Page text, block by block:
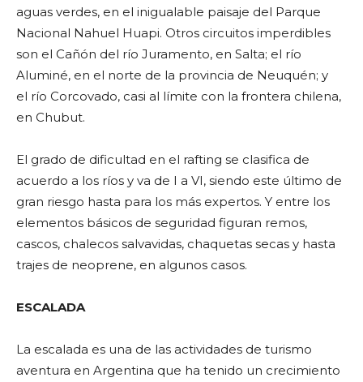
aguas verdes, en el inigualable paisaje del Parque
Nacional Nahuel Huapi. Otros circuitos imperdibles
son el Cañón del río Juramento, en Salta; el río
Aluminé, en el norte de la provincia de Neuquén; y
el río Corcovado, casi al límite con la frontera chilena,
en Chubut.
El grado de dificultad en el rafting se clasifica de
acuerdo a los ríos y va de I a VI, siendo este último de
gran riesgo hasta para los más expertos. Y entre los
elementos básicos de seguridad figuran remos,
cascos, chalecos salvavidas, chaquetas secas y hasta
trajes de neoprene, en algunos casos.
ESCALADA
La escalada es una de las actividades de turismo
aventura en Argentina que ha tenido un crecimiento